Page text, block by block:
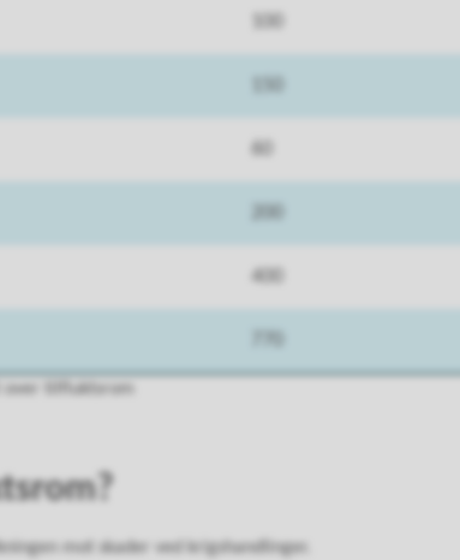
100
60
200
400
770
tilfluktsrom
mot skader ved krigshandlinger.